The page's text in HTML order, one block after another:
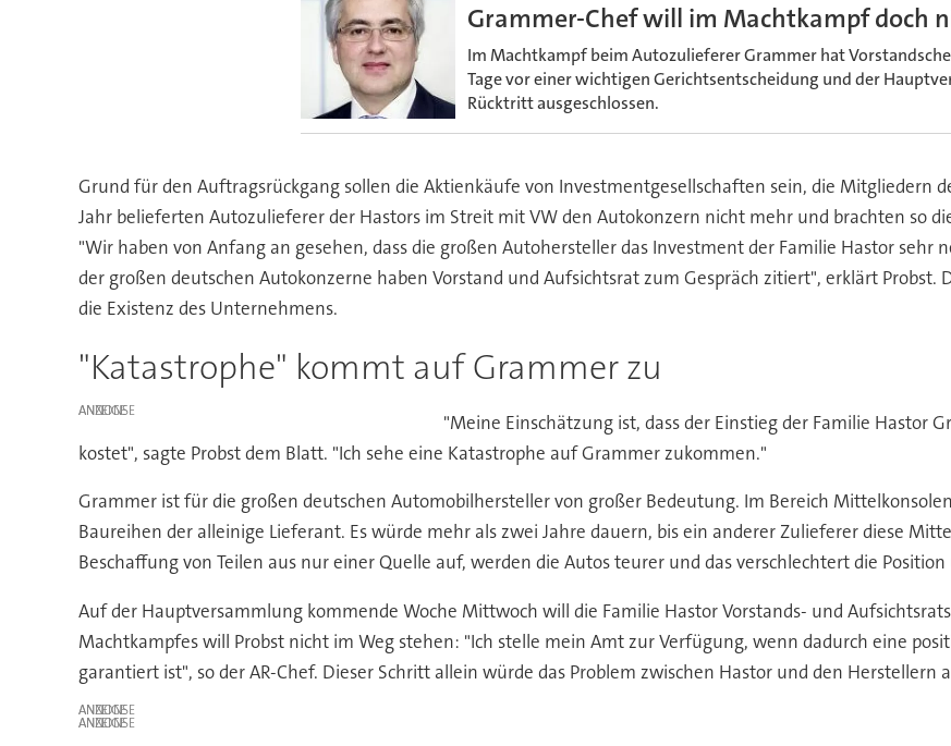
Grammer-Chef will im Machtkampf doch
Im Machtkampf beim Autozulieferer Grammer hat
Tage vor einer wichtigen Gerichtsentscheidung und der
Rücktritt ausgeschlossen.
Grund für den Auftragsrückgang sollen die Aktienkäufe von Investmentgesellschaften sein, die Mitgliedern
Jahr belieferten Autozulieferer der Hastors im Streit mit VW den Autokonzern nicht mehr und brachten so
"Wir haben von Anfang an gesehen, dass die großen Autohersteller das Investment der Familie Hastor sehr
der großen deutschen Autokonzerne haben Vorstand und Aufsichtsrat zum Gespräch zitiert", erklärt
die Existenz des Unternehmens.
"Katastrophe" kommt auf Grammer zu
ANZEIGE
"Meine Einschätzung ist, dass der Einstieg der Familie Hastor
kostet", sagte Probst dem Blatt. "Ich sehe eine Katastrophe auf Grammer zukommen."
Grammer ist für die großen deutschen Automobilhersteller von großer Bedeutung. Im Bereich
Baureihen der alleinige Lieferant. Es würde mehr als zwei Jahre dauern, bis ein anderer Zulieferer diese
Beschaffung von Teilen aus nur einer Quelle auf, werden die Autos teurer und das verschlechtert die
Auf der Hauptversammlung kommende Woche Mittwoch will die Familie Hastor Vorstands- und
Machtkampfes will Probst nicht im Weg stehen: "Ich stelle mein Amt zur Verfügung, wenn dadurch eine
garantiert ist", so der AR-Chef. Dieser Schritt allein würde das Problem zwischen Hastor und den Herstellern
ANZEIGE
ANZEIGE